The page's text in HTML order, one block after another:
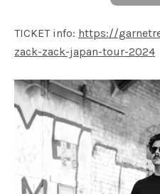
TICKET info: https://
zack-zack-japan-tour-2024